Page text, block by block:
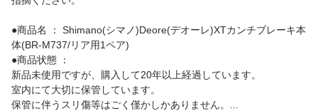
●商品名 ： Shimano(シマノ)Deore(デオーレ)XTカンチブレーキ本
体(BR-M737/リア用1ペア)
●商品状態 ：
新品未使用ですが、購入して20年以上経過しています。
室内にて大切に保管しています。
保管に伴うスリ傷等はごく僅かしかありません。...